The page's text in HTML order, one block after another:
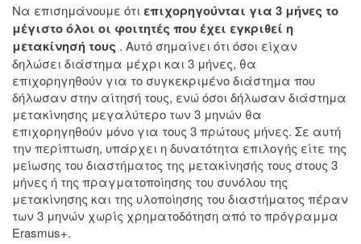
Να επισημάνουμε ότι επιχορηγούνται για 3 μήνες το
μέγιστοόλοι οι φοιτητές που έχει εγκριθεί η
μετακίνησή τους . Αυτό σημαίνει ότι όσοι είχαν
δηλώσει διάστημα μέχρι και 3 μήνες, θα
επιχορηγηθούν για το συγκεκριμένο διάστημα που
δήλωσαν στην αίτησή τους, ενώ όσοι δήλωσαν διάστημα
μετακίνησης μεγαλύτερο των 3 μηνών θα
επιχορηγηθούν μόνο για τους 3 πρώτους μήνες. Σε αυτή
την περίπτωση, υπάρχει η δυνατότητα επιλογής είτε της
μείωσης του διαστήματος της μετακίνησής τους στους 3
μήνες ή της πραγματοποίησης του συνόλου της
μετακίνησης και της υλοποίησης του διαστήματος πέραν
των 3 μηνών χωρίς χρηματοδότηση από το πρόγραμμα
Erasmus+.